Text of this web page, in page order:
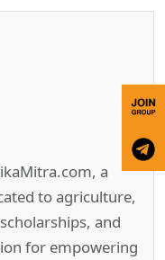
a
to agriculture,
and
for empowering